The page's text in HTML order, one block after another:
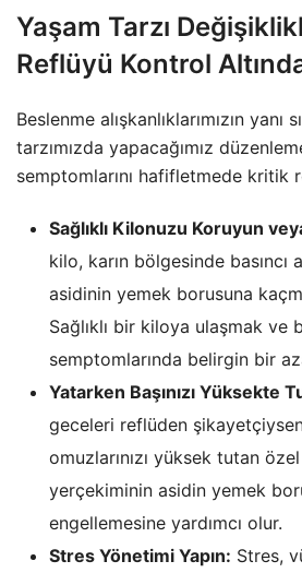
Yaşam Tarzı
Reflüyü Kontrol
Beslenme alışkanlıklarımızın yanı
tarzımızda yapacağımız
semptomlarını hafifletmede kritik
Sağlıklı Kilonuzu Koruyun
kilo, karın bölgesinde basıncı
asidinin yemek borusuna
Sağlıklı bir kiloya ulaşmak ve
semptomlarında belirgin bir
Yatarken Başınızı Yüksekte
geceleri reflüden
omuzlarınızı yüksek tutan
yerçekiminin asidin yemek
engellemesine yardımcı olur.
Stres Yönetimi Yapın: Stres,